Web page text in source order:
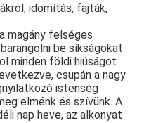
idomítás, fajták,
magány felséges
be síkságokat
minden földi hiúságot
csupán a nagy
istenség
elménk és szívünk. A
nap heve, az alkonyat